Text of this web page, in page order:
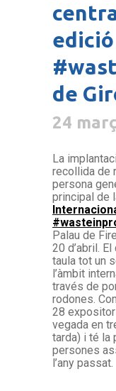
de
24
La
recollida de
persona
principal de
Palau de
20 d’abril.
taula tot un
l’àmbit
través de
rodones.
28
vegada en
tarda) i té la
persones
l’any passat.